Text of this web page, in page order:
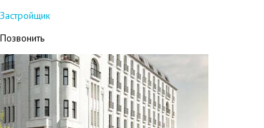
Застройщик
Позвонить